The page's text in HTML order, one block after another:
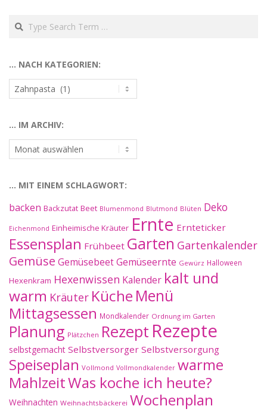
Search
… NACH KATEGORIEN:
…
nach
… IM ARCHIV:
…
im
… MIT EINEM SCHLAGWORT:
backen Backzutat Beet Blumenmond Blutmond Blüten Deko
Eichenmond Einheimische Kräuter Ernte Ernteticker
Essensplan Frühbeet Garten Gartenkalender
Gemüse GemüsebeetGemüseernte Gewürz Halloween
Hexenkram Hexenwissen Kalender kalt und
warm Kräuter Küche Menü
Mittagsessen Mondkalender Ordnung im Garten
Planung Plätzchen Rezept Rezepte
selbstgemacht Selbstversorger Selbstversorgung
Speiseplan Vollmond Vollmondkalender warme
MahlzeitWas koche ich heute?
Weihnachten Weihnachtsbäckerei Wochenplan